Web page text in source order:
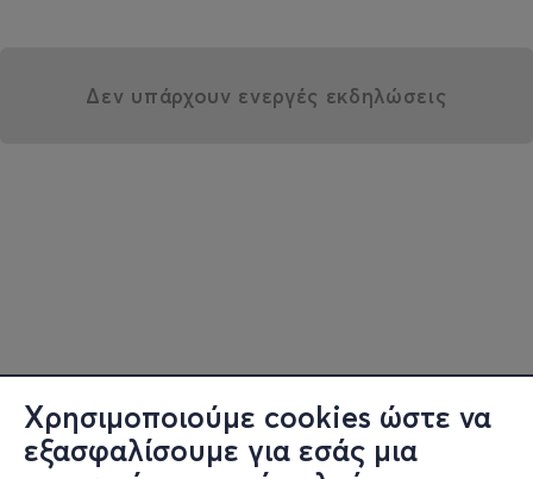
Χρησιμοποιούμε cookies ώστε να
εξασφαλίσουμε για εσάς μια
Δεν υπάρχουν ενεργές εκδηλώσεις